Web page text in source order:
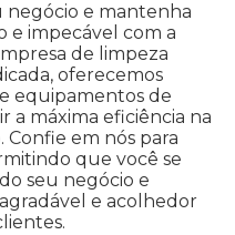
negócio e mantenha
e impecável com a
de limpeza
oferecemos
equipamentos de
a máxima eficiência na
Confie em nós para
que você se
seu negócio e
e acolhedor